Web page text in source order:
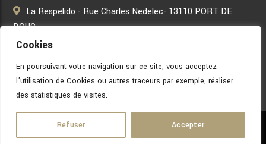
Cookies
En poursuivant votre navigation sur ce site, vous acceptez
l’utilisation de Cookies ou autres traceurs par exemple, réaliser
des statistiques de visites.
Refuser Accepter
La Respelido - Rue Charles Nedelec- 13110 PORT DE
BOUC
06 49 37 16 15
avocat.massimino@yahoo.com
Politique de confidentialité Mentions légales